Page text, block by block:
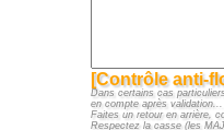
[Contrôle anti-
Dans certains cas
en compte après
Faites un retour en arrière,
Respectez la casse (les